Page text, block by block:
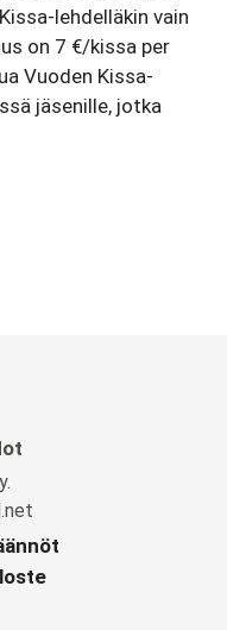
lehdelläkin vain
on 7 €/kissa per
Vuoden Kissa-
jäsenille, jotka